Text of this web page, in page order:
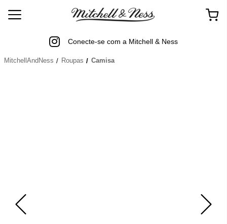
Conecte-se com a Mitchell & Ness
MitchellAndNess Roupas Camisa